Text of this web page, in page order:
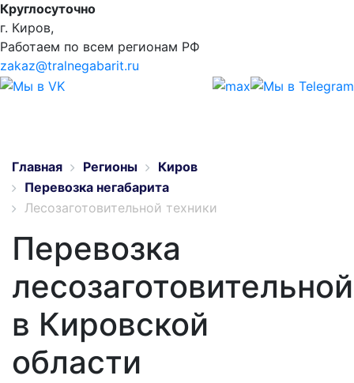
Круглосуточно
г. Киров,
Работаем по всем регионам РФ
zakaz@tralnegabarit.ru
Главная Регионы
Киров
Перевозка негабарита
Лесозаготовительной техники
Перевозка
лесозаготовительной
в Кировской
области